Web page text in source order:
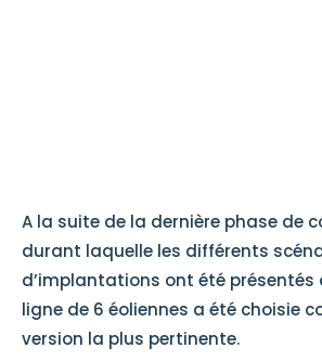
A la suite de la dernière phase de
durant laquelle les différents
d’implantations ont été présentés
ligne de 6 éoliennes a été choisie
version la plus pertinente.